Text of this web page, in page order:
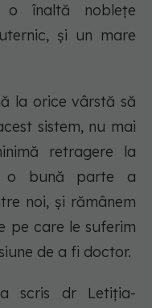
înaltă noblețe
și un mare
la orice vârstă să
sistem, nu mai
retragere la
o bună parte a
noi, și rămânem
pe care le suferim
de a fi doctor.
a scris dr Letiția-